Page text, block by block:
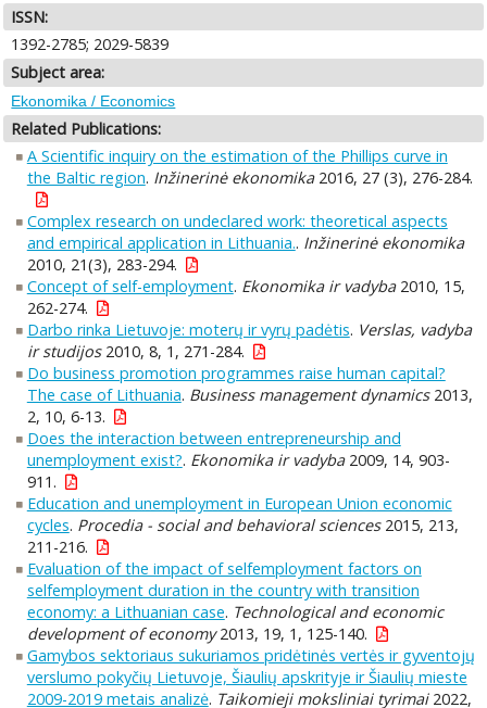
ISSN:
1392-2785; 2029-5839
Subject area:
Ekonomika / Economics
Related Publications:
A Scientific inquiry on the estimation of the Phillips curve in
the Baltic region. Inžinerinė ekonomika2016, 27 (3), 276-284.
Complex research on undeclared work: theoretical aspects
and empirical application in Lithuania.. Inžinerinė ekonomika
2010, 21(3), 283-294.
Concept of self-employment. Ekonomika ir vadyba2010, 15,
262-274.
Darbo rinka Lietuvoje: moterų ir vyrų padėtis. Verslas, vadyba
ir studijos2010, 8, 1, 271-284.
Do business promotion programmes raise human capital?
The case of Lithuania. Business management dynamics2013,
2, 10, 6-13.
Does the interaction between entrepreneurship and
unemployment exist?. Ekonomika ir vadyba2009, 14, 903-
911.
Education and unemployment in European Union economic
cycles. Procedia - social and behavioral sciences2015, 213,
211-216.
Evaluation of the impact of selfemployment factors on
selfemployment duration in the country with transition
economy: a Lithuanian case. Technological and economic
development of economy2013, 19, 1, 125-140.
Gamybos sektoriaus sukuriamos pridėtinės vertės ir gyventojų
verslumo pokyčių Lietuvoje, Šiaulių apskrityje ir Šiaulių mieste
2009-2019 metais analizė. Taikomieji moksliniai tyrimai2022,